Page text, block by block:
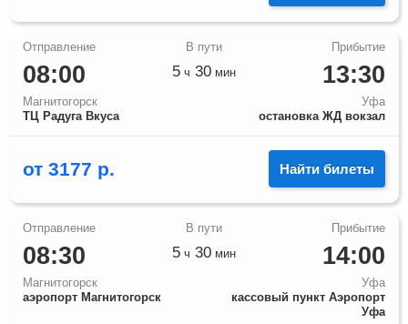
08:00
Магнитогорск
ТЦ Радуга Вкуса
13:30
Уфа
остановка ЖД вокзал
5 ч 30 мин
от 3177 р. Найти билеты
08:30
Магнитогорск
аэропорт Магнитогорск
14:00
Уфа
кассовый пункт Аэропорт
Уфа
5 ч 30 мин